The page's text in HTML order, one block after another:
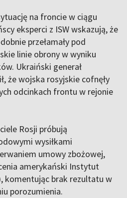
na froncie w ciągu
eksperci z ISW wskazują, że
przełamały pod
linie obrony w wyniku
Ukraiński generał
że wojska rosyjskie cofnęły
odcinkach frontu w rejonie
Rosji próbują
wysiłkami
umowy zbożowej,
amerykański Instytut
komentując brak rezultatu w
porozumienia.